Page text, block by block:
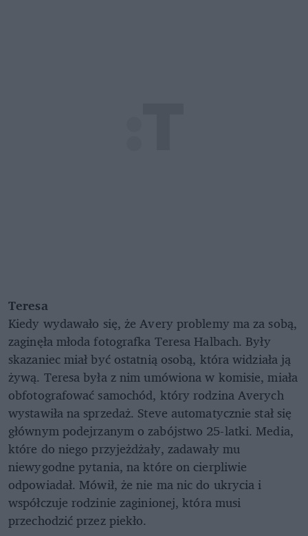
Teresa
Kiedy wydawało się, że Avery problemy ma za sobą,
zaginęła młoda fotografka Teresa Halbach. Były
skazaniec miał być ostatnią osobą, która widziała ją
żywą. Teresa była z nim umówiona w komisie, miała
obfotografować samochód, który rodzina Averych
wystawiła na sprzedaż. Steve automatycznie stał się
głównym podejrzanym o zabójstwo 25-latki. Media,
które do niego przyjeżdżały, zadawały mu
niewygodne pytania, na które on cierpliwie
odpowiadał. Mówił, że nie ma nic do ukrycia i
współczuje rodzinie zaginionej, która musi
przechodzić przez piekło.